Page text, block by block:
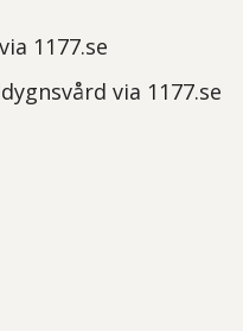
1177.se
via 1177.se